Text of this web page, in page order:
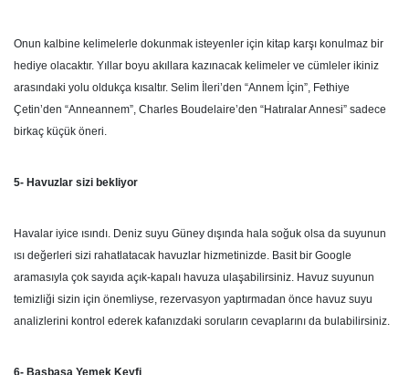
Onun kalbine kelimelerle dokunmak isteyenler için kitap karşı konulmaz bir
hediye olacaktır. Yıllar boyu akıllara kazınacak kelimeler ve cümleler ikiniz
arasındaki yolu oldukça kısaltır. Selim İleri’den “Annem İçin”, Fethiye
Çetin’den “Anneannem”, Charles Boudelaire’den “Hatıralar Annesi” sadece
birkaç küçük öneri.
5- Havuzlar sizi bekliyor
Havalar iyice ısındı. Deniz suyu Güney dışında hala soğuk olsa da suyunun
ısı değerleri sizi rahatlatacak havuzlar hizmetinizde. Basit bir Google
aramasıyla çok sayıda açık-kapalı havuza ulaşabilirsiniz. Havuz suyunun
temizliği sizin için önemliyse, rezervasyon yaptırmadan önce havuz suyu
analizlerini kontrol ederek kafanızdaki soruların cevaplarını da bulabilirsiniz.
6- Başbaşa Yemek Keyfi